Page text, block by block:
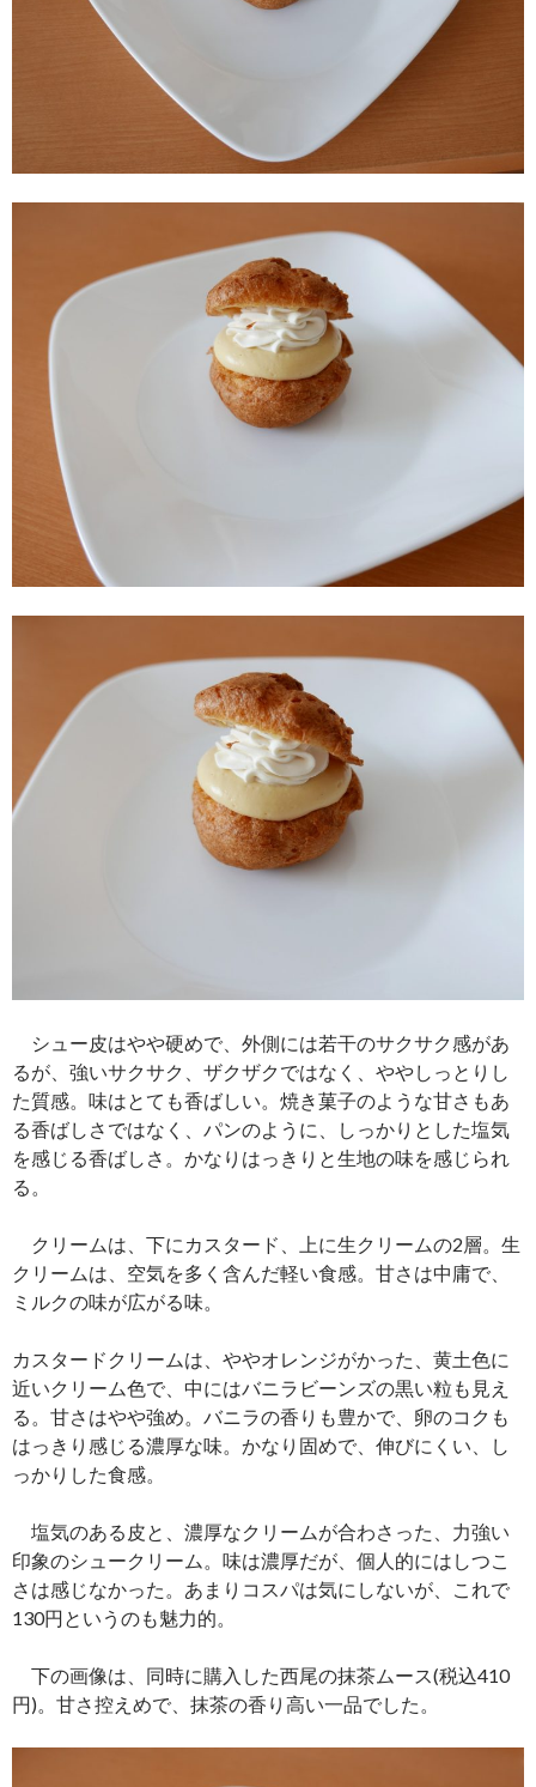
シュー皮はやや硬めで、外側には若干のサクサク感があ
るが、強いサクサク、ザクザクではなく、ややしっとりし
た質感。味はとても香ばしい。焼き菓子のような甘さもあ
る香ばしさではなく、パンのように、しっかりとした塩気
を感じる香ばしさ。かなりはっきりと生地の味を感じられ
る。
クリームは、下にカスタード、上に生クリームの2層。生
クリームは、空気を多く含んだ軽い食感。甘さは中庸で、
ミルクの味が広がる味。
カスタードクリームは、ややオレンジがかった、黄土色に
近いクリーム色で、中にはバニラビーンズの黒い粒も見え
る。甘さはやや強め。バニラの香りも豊かで、卵のコクも
はっきり感じる濃厚な味。かなり固めで、伸びにくい、し
っかりした食感。
塩気のある皮と、濃厚なクリームが合わさった、力強い
印象のシュークリーム。味は濃厚だが、個人的にはしつこ
さは感じなかった。あまりコスパは気にしないが、これで
130円というのも魅力的。
下の画像は、同時に購入した西尾の抹茶ムース(税込410
円)。甘さ控えめで、抹茶の香り高い一品でした。